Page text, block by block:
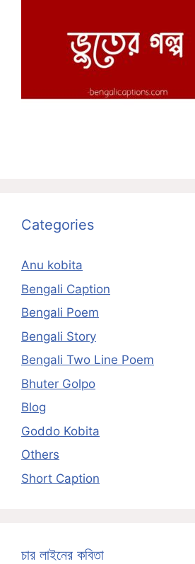
Categories
Anu kobita
Bengali Caption
Bengali Poem
Bengali Story
Bengali Two Line Poem
Bhuter Golpo
Blog
Goddo Kobita
Others
Short Caption
চার লাইনের কবিতা